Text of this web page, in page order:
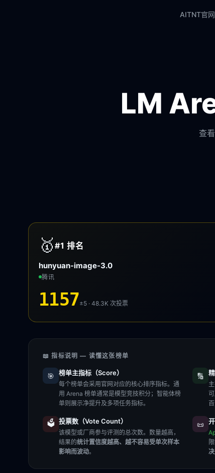
AITNT官网
LM
查
🥇 #1排名
hunyuan-image-3.0
腾讯
1157±5 · 48.3K次投票
📖 指标说明 — 读懂这张榜单
🎯 榜单主指标（Score）
每个榜单会采用官网对应的核心排序指标。通
用 Arena 榜单通常是模型竞技积分；智能体榜
单则展示净提升及多项任务指标。
🔢
🗳️ 投票数（Vote Count）
该模型或厂商参与评测的总次数。数量越高，
结果的统计置信度越高、越不容易受单次样本
影响而波动。
📜